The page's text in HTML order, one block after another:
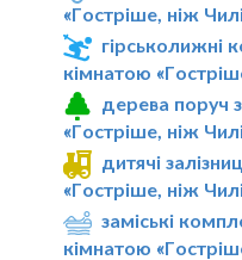
«Гостріше, ніж
гірськолижні
кімнатою
дерева поруч
«Гостріше, ніж
дитячі
«Гостріше, ніж
заміські
кімнатою